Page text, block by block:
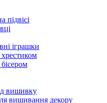
підвісі
іграшки
вишивку
вишивання декору